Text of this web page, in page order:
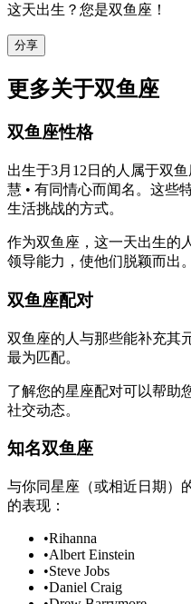
这天出生？您是双鱼座！
分享
更多关于双鱼座
双鱼座性格
出生于3月12日的人属于双
慧 • 有同情心而闻名。这些
生活挑战的方式。
作为双鱼座，这一天出生的
领导能力，使他们脱颖而出。
双鱼座配对
双鱼座的人与那些能补充其
最为匹配。
了解您的星座配对可以帮助
社交动态。
知名双鱼座
与你同星座（或相近日期）
的表现：
•Rihanna
•Albert Einstein
•Steve Jobs
•Daniel Craig